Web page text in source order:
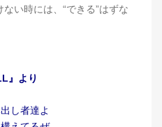
い時には、“できる”はずな
』より
し者達よ